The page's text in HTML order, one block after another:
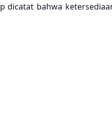
dicatat bahwa